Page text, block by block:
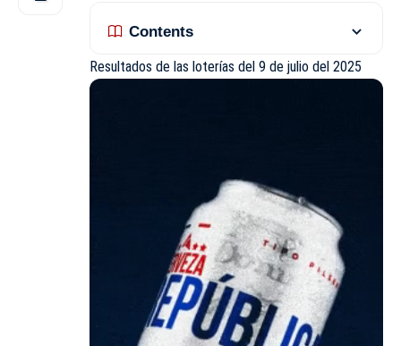
Contents
Resultados de las loterías del 9 de julio del 2025